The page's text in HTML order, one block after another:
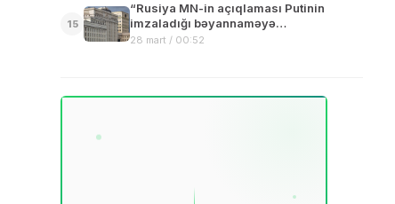
15
“Rusiya MN-in açıqlaması Putinin
imzaladığı bəyannaməyə
hörmətsizlikdir”
28 mart / 00:52